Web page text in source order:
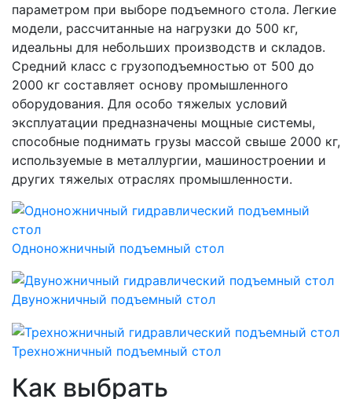
параметром при выборе подъемного стола. Легкие
модели, рассчитанные на нагрузки до 500 кг,
идеальны для небольших производств и складов.
Средний класс с грузоподъемностью от 500 до
2000 кг составляет основу промышленного
оборудования. Для особо тяжелых условий
эксплуатации предназначены мощные системы,
способные поднимать грузы массой свыше 2000 кг,
используемые в металлургии, машиностроении и
других тяжелых отраслях промышленности.
Одноножничный подъемный стол
Двуножничный подъемный стол
Трехножничный подъемный стол
Как выбрать